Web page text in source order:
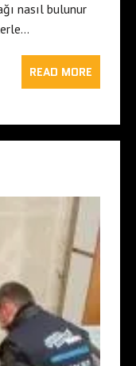
nasıl bulunur
READ MORE